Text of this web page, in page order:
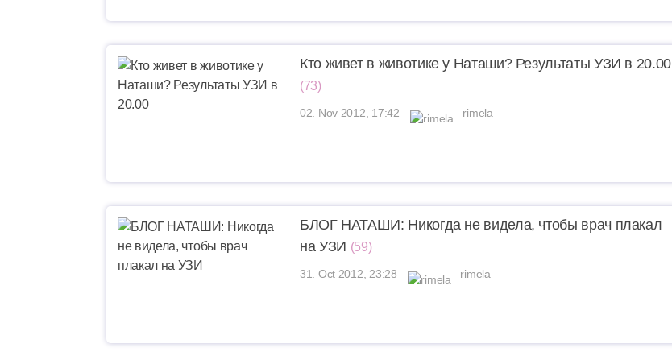
Кто живет в животике у Наташи? Результаты УЗИ в 20.00
(73)
02. Nov 2012, 17:42 rimela
БЛОГ НАТАШИ: Никогда не видела, чтобы врач плакал
на УЗИ (59)
31. Oct 2012, 23:28 rimela